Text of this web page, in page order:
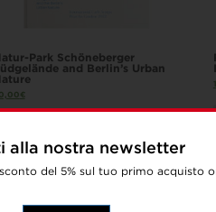
alla nostra newsletter
del 5% sul tuo primo acquisto
Park Schöneberger
and Berlin’s Urban
€